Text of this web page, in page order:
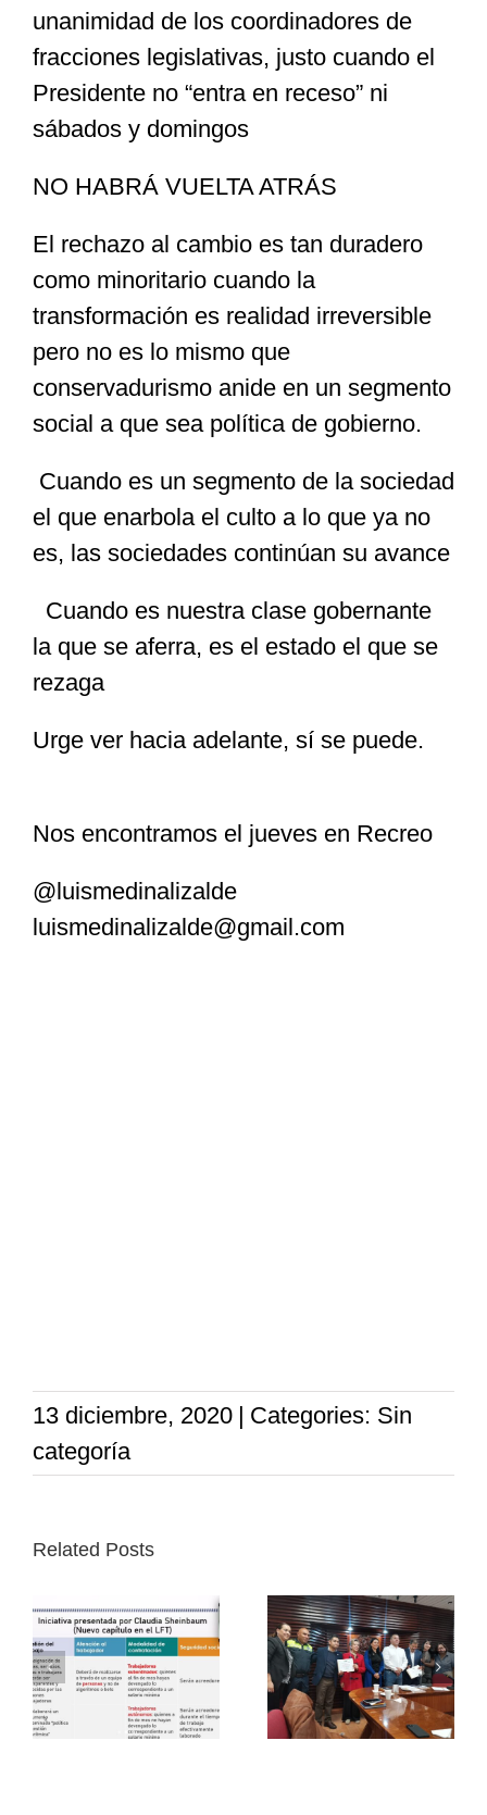
unanimidad de los coordinadores de
fracciones legislativas, justo cuando el
Presidente no “entra en receso” ni
sábados y domingos
NO HABRÁ VUELTA ATRÁS
El rechazo al cambio es tan duradero
como minoritario cuando la
transformación es realidad irreversible
pero no es lo mismo que
conservadurismo anide en un segmento
social a que sea política de gobierno.
Cuando es un segmento de la sociedad
el que enarbola el culto a lo que ya no
es, las sociedades continúan su avance
Cuando es nuestra clase gobernante
la que se aferra, es el estado el que se
rezaga
Urge ver hacia adelante, sí se puede.
Nos encontramos el jueves en Recreo
@luismedinalizalde
luismedinalizalde@gmail.com
13 diciembre, 2020 | Categories: Sin
categoría
Related Posts